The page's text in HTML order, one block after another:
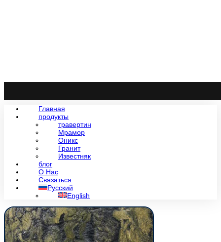
Главная
продукты
травертин
Мрамор
Оникс
Гранит
Известняк
блог
О Нас
Связаться
Русский
English